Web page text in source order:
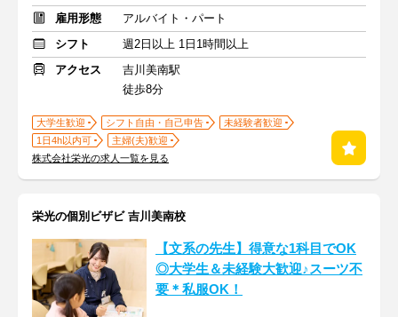
雇用形態
アルバイト・パート
シフト
週2日以上 1日1時間以上
アクセス
吉川美南駅
徒歩8分
大学生歓迎 シフト自由・自己申告
未経験者歓迎
1日4h以内可
主婦(夫)歓迎
株式会社栄光の求人一覧を見る
栄光の個別ビザビ 吉川美南校
【文系の先生】得意な1科目でOK
◎大学生＆未経験大歓迎♪スーツ不
要＊私服OK！